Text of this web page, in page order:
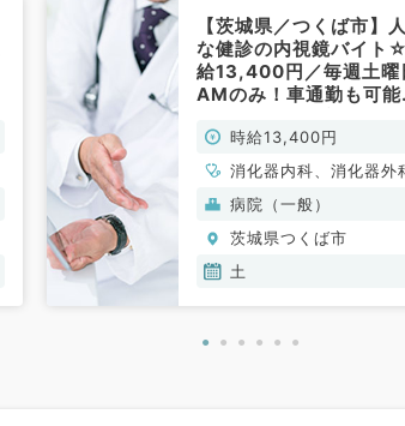
【茨城県／つくば市】
な健診の内視鏡バイト
給13,400円／毎週土曜
AMのみ！車通勤も可
化器内科／非常勤）
時給13,400円
消化器内科、消化器外
病院（一般）
茨城県つくば市
土